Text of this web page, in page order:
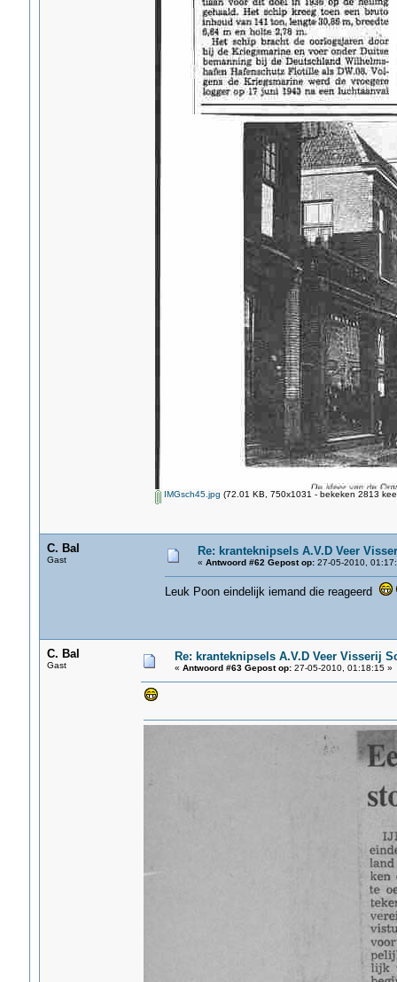
IMGsch45.jpg (72.01 KB, 750x1031 - bekeken 2813
C. Bal
Gast
Re: kranteknipsels A.V.D Veer
« Antwoord #62 Gepost op:27-05-2010,
Leuk Poon eindelijk iemand die reageerd
C. Bal
Gast
Re: kranteknipsels A.V.D Veer Visserij
« Antwoord #63 Gepost op:27-05-2010, 01:18:15 »